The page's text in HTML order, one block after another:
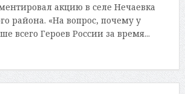
акцию в селе Нечаевка
района. «На вопрос, почему у
всего Героев России за время...